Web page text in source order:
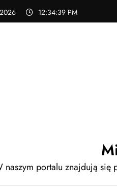
12:34:40 PM
naszym portalu znajdują